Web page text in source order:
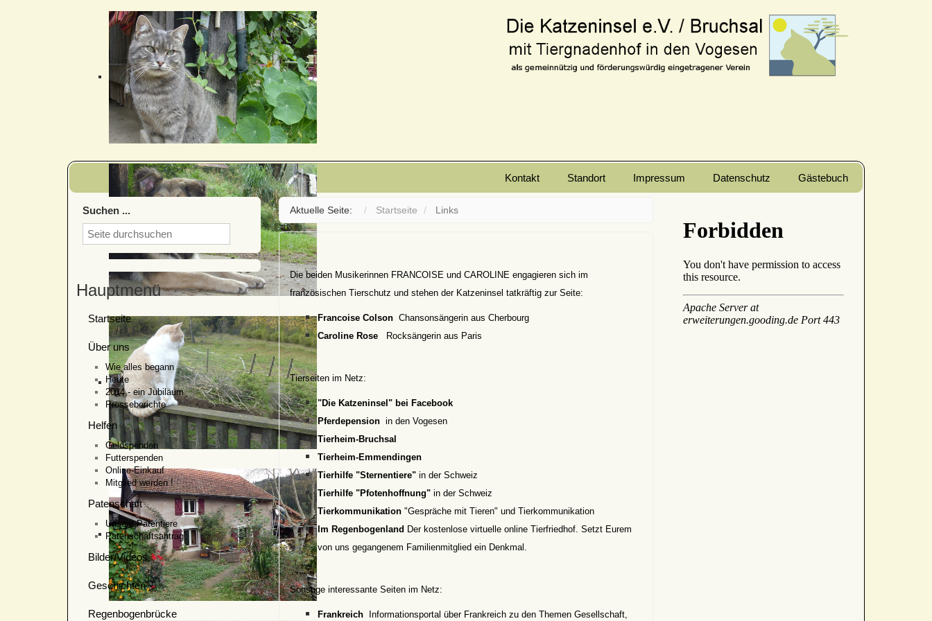
Gästebuch
Datenschutz
Impressum
Standort
Kontakt
Suchen ...
Hauptmenü
Startseite
Über uns
Wie alles begann
Heute
2014 - ein Jubiläum
Presseberichte
Helfen
Geldspenden
Futterspenden
Online-Einkauf
Mitglied werden !
Patenschaft
Unsere Patentiere
Patenschaftsantrag
Bilder/Videos
Geschichten
Regenbogenbrücke
Aktuelle Seite: Startseite Links
Die beiden Musikerinnen FRANCOISE und CAROLINE engagieren sich im
französischen Tierschutz und stehen der Katzeninsel tatkräftig zur Seite:
Francoise Colson Chansonsängerin aus Cherbourg
Caroline Rose
Rocksängerin aus Paris
Tierseiten im Netz:
"Die Katzeninsel" bei Facebook
Pferdepension in den Vogesen
Tierheim-Bruchsal
Tierheim-Emmendingen
Tierhilfe "Sternentiere" in der Schweiz
Tierhilfe "Pfotenhoffnung" in der Schweiz
Tierkommunikation "Gespräche mit Tieren" und Tierkommunikation
Im Regenbogenland Der kostenlose virtuelle online Tierfriedhof. Setzt Eurem
von uns gegangenem Familienmitglied ein Denkmal.
Sonstige interessante Seiten im Netz:
Frankreich Informationsportal über Frankreich zu den Themen Gesellschaft,